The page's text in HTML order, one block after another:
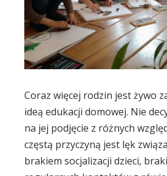
Coraz więcej rodzin jest żywo
ideą edukacji domowej. Nie
na jej podjęcie z różnych
częstą przyczyną jest lęk
brakiem socjalizacji dzieci,